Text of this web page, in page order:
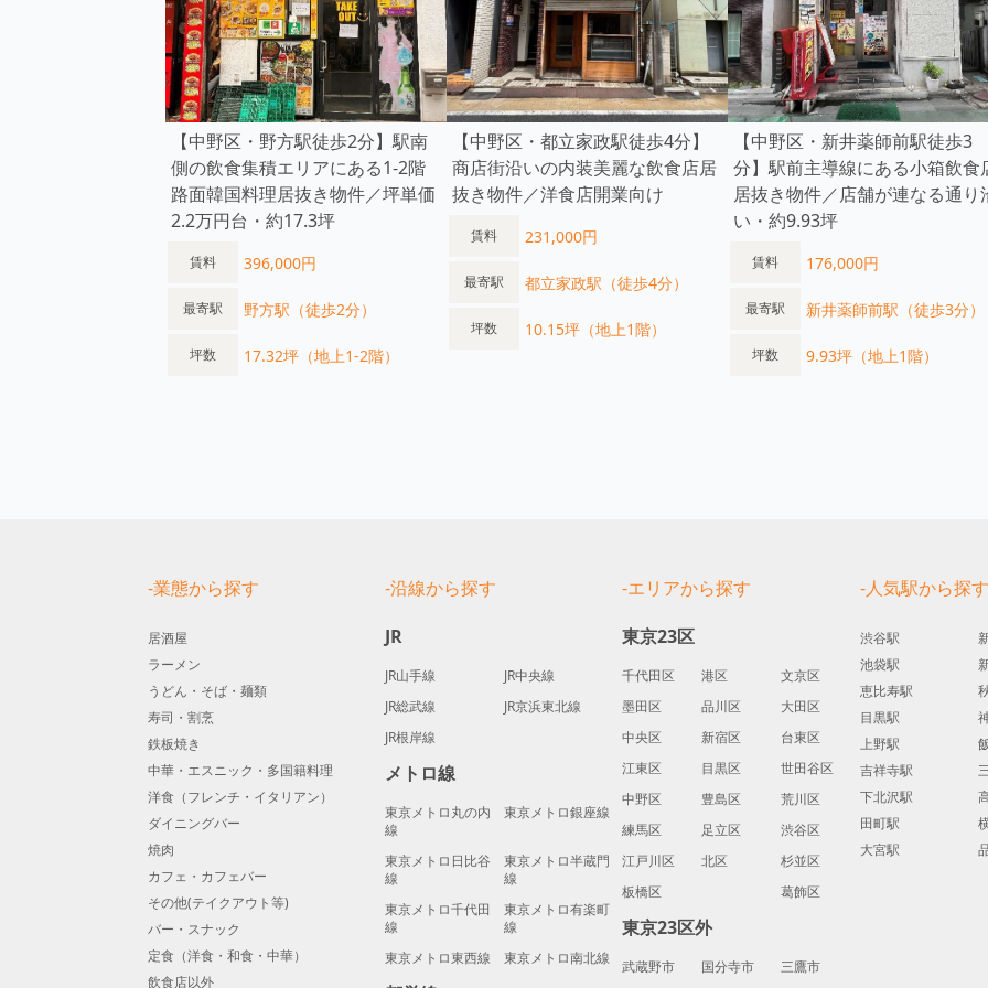
【中野区・野方駅徒歩2分】駅南
側の飲食集積エリアにある1-2階
路面韓国料理居抜き物件／坪単価
2.2万円台・約17.3坪
賃料 396,000円
最寄駅 野方駅（徒歩2分）
坪数 17.32坪（地上1-2階）
【中野区・都立家政駅徒歩4分】
商店街沿いの内装美麗な飲食店居
抜き物件／洋食店開業向け
賃料 231,000円
最寄駅 都立家政駅（徒歩4分）
坪数 10.15坪（地上1階）
【中野区・新井薬師前駅徒歩3
分】駅前主導線にある小箱飲食
居抜き物件／店舗が連なる通り
い・約9.93坪
賃料 176,000円
最寄駅 新井薬師前駅（徒歩3分）
坪数 9.93坪（地上1階）
-業態から探す
居酒屋
ラーメン
うどん・そば・麺類
寿司・割烹
鉄板焼き
中華・エスニック・多国籍料理
洋食（フレンチ・イタリアン）
ダイニングバー
焼肉
カフェ・カフェバー
その他(テイクアウト等)
バー・スナック
定食（洋食・和食・中華）
飲食店以外
-沿線から探す
JR
JR山手線
JR中央線
JR総武線
JR京浜東北線
JR根岸線
メトロ線
東京メトロ丸の内
線
東京メトロ銀座線
東京メトロ日比谷
線
東京メトロ半蔵門
線
東京メトロ千代田
線
東京メトロ有楽町
線
東京メトロ東西線
東京メトロ南北線
-エリアから探す
東京23区
千代田区 港区
文京区
墨田区
品川区
大田区
中央区
新宿区
台東区
江東区
目黒区
世田谷区
中野区
豊島区
荒川区
練馬区
足立区
渋谷区
江戸川区
北区
杉並区
板橋区
葛飾区
東京23区外
武蔵野市 国分寺市 三鷹市
-人気駅から探す
渋谷駅
池袋駅
恵比寿駅
目黒駅
上野駅
吉祥寺駅
下北沢駅
田町駅
大宮駅